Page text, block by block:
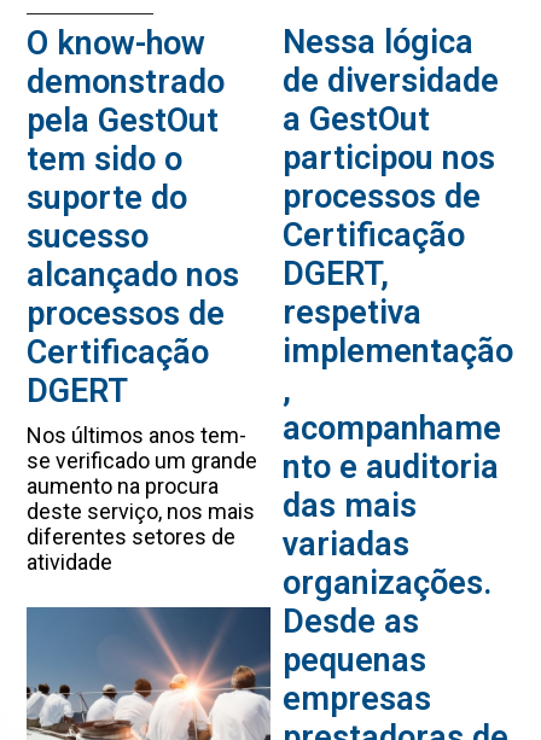
O know-how
demonstrado
pela GestOut
tem sido o
suporte do
sucesso
alcançado nos
processos de
Certificação
DGERT
Nos últimos anos tem-
se verificado um grande
aumento na procura
deste serviço, nos mais
diferentes setores de
atividade
Nessa lógica
de diversidade
a GestOut
participou nos
processos de
Certificação
DGERT,
respetiva
implementação
,
acompanhame
nto e auditoria
das mais
variadas
organizações.
Desde as
pequenas
empresas